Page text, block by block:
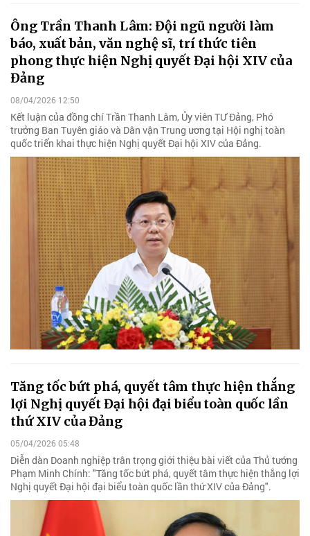
Ông Trần Thanh Lâm: Đội ngũ người làm
báo, xuất bản, văn nghệ sĩ, trí thức tiên
phong thực hiện Nghị quyết Đại hội XIV của
Đảng
08/04/2026 12:50
Kết luận của đồng chí Trần Thanh Lâm, Ủy viên TƯ Đảng, Phó
trưởng Ban Tuyên giáo và Dân vận Trung ương tại Hội nghị toàn
quốc triển khai thực hiện Nghị quyết Đại hội XIV của Đảng.
Tăng tốc bứt phá, quyết tâm thực hiện thắng
lợi Nghị quyết Đại hội đại biểu toàn quốc lần
thứ XIV của Đảng
05/04/2026 05:48
Diễn dàn Doanh nghiệp trân trọng giới thiệu bài viết của Thủ tướng
Phạm Minh Chính: "Tăng tốc bứt phá, quyết tâm thực hiện thắng lợi
Nghị quyết Đại hội đại biểu toàn quốc lần thứ XIV của Đảng".